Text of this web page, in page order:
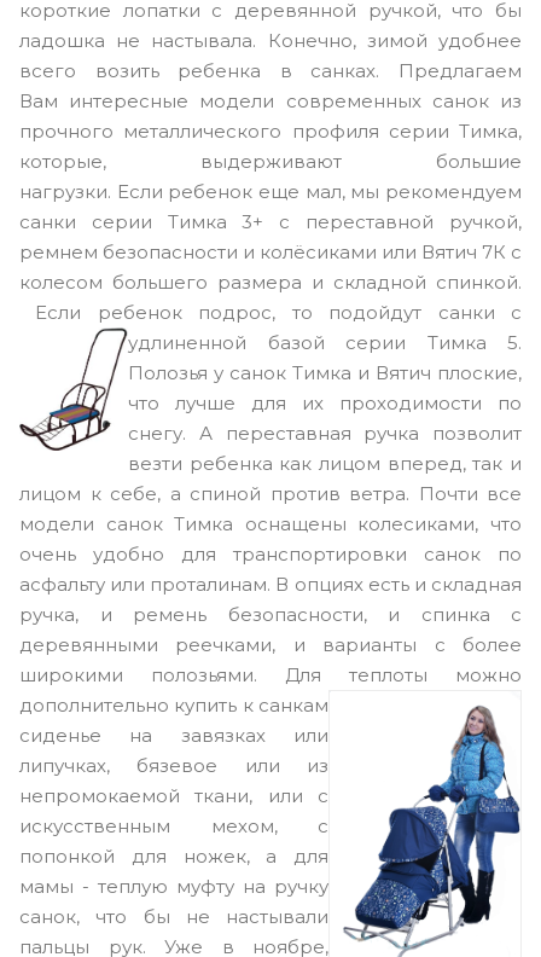
короткие лопатки с деревянной ручкой, что бы
ладошка не настывала. Конечно, зимой удобнее
всего возить ребенка в санках. Предлагаем
Вам интересные модели современных санок из
прочного металлического профиля серии Тимка,
которые, выдерживают большие
нагрузки. Если ребенок еще мал, мы рекомендуем
санки серии Тимка 3+ с переставной ручкой,
ремнем безопасности и колёсиками или Вятич 7К с
колесом большего размера и складной спинкой.
Если ребенок подрос, то подойдут санки с
удлиненной базой серии Тимка 5.
Полозья у санок Тимка и Вятич плоские,
что лучше для их проходимости по
снегу. А переставная ручка позволит
везти ребенка как лицом вперед, так и
лицом к себе, а спиной против ветра. Почти все
модели санок Тимка оснащены колесиками, что
очень удобно для транспортировки санок по
асфальту или проталинам. В опциях есть и складная
ручка, и ремень безопасности, и спинка с
деревянными реечками, и варианты с более
широкими полозьями. Для теплоты можно
дополнительно купить к санкам
сиденье на завязках или
липучках, бязевое или из
непромокаемой ткани, или с
искусственным мехом, с
попонкой для ножек, а для
мамы - теплую муфту на ручку
санок, что бы не настывали
пальцы рук. Уже в ноябре,